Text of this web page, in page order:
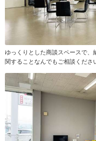
ゆっくりとした商談スペースで、
関することなんでもご相談くださ